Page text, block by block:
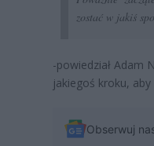
zostać w jakiś
-powiedział Adam
jakiegoś kroku,
Obserwuj